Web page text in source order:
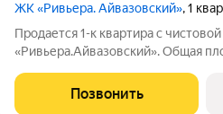
ЖК «Ривьера. Айвазовский», 1
Продается 1-к квартира с
«Ривьера.Айвазовский». Общая площадь
жилой квартал в районе Центр-Юг
ориентирован на жителей, которые
Позвонить